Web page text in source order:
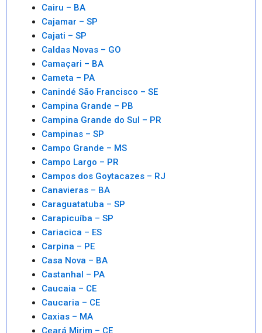
Cairu – BA
Cajamar – SP
Cajati – SP
Caldas Novas – GO
Camaçari – BA
Cameta – PA
Canindé São Francisco – SE
Campina Grande – PB
Campina Grande do Sul – PR
Campinas – SP
Campo Grande – MS
Campo Largo – PR
Campos dos Goytacazes – RJ
Canavieras – BA
Caraguatatuba – SP
Carapicuíba – SP
Cariacica – ES
Carpina – PE
Casa Nova – BA
Castanhal – PA
Caucaia – CE
Caucaria – CE
Caxias – MA
Ceará Mirim – CE